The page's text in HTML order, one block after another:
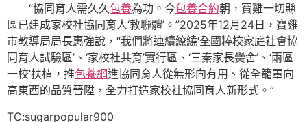
“協同育人需久久包養為功。今包養合約朝，寶雞一切縣
區已建成家校社協同育人‘教聯體’。”2025年12月24日，寶雞
市教導局局長惠強說，“我們將連續繚繞‘全國粹校家庭社會協
同育人試驗區’、‘家校社共育’實行區、‘三秦家長黌舍’、‘兩區
一校’扶植，推包養網進協同育人從無形向有用、從全籠罩向
高東西的品質晉陞，全力打造家校社協同育人新形式。”
TC:sugarpopular900